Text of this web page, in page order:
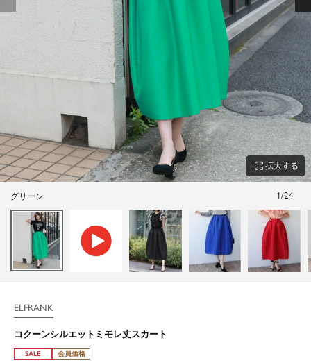
zoom_out_map 拡大する
グリーン 1/24
ELFRANK
コクーンシルエットミモレ丈スカート
SALE 会員価格